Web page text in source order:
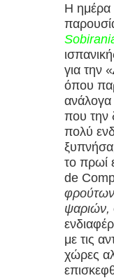
Η ημέρα
για την «
όπου
ανάλογα
που την
πολύ
το πρωί
de
ψαριών,
με τις
χώρες